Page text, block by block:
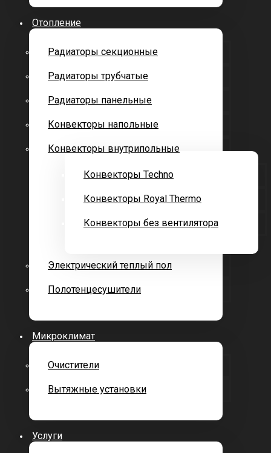
Отопление
Радиаторы секционные
Радиаторы трубчатые
Радиаторы панельные
Конвекторы напольные
Конвекторы внутрипольные
Конвекторы Techno
Конвекторы Royal Thermo
Конвекторы без вентилятора
Электрический теплый пол
Полотенцесушители
Микроклимат
Очистители
Вытяжные установки
Услуги